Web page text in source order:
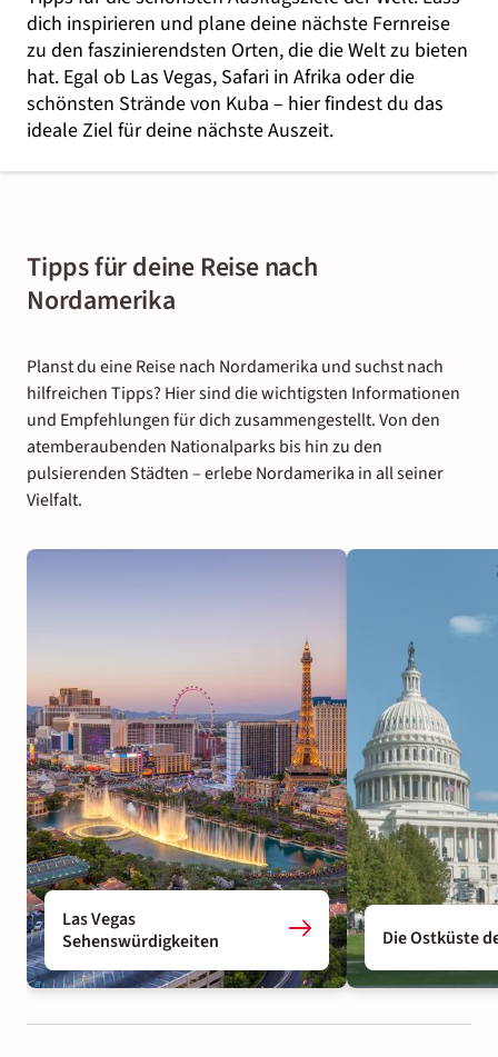
dich inspirieren und plane deine nächste Fernreise
zu den faszinierendsten Orten, die die Welt zu bieten
hat. Egal ob Las Vegas, Safari in Afrika oder die
schönsten Strände von Kuba – hier findest du das
ideale Ziel für deine nächste Auszeit.
Tipps für deine Reise nach
Nordamerika
Planst du eine Reise nach Nordamerika und suchst nach
hilfreichen Tipps? Hier sind die wichtigsten Informationen
und Empfehlungen für dich zusammengestellt. Von den
atemberaubenden Nationalparks bis hin zu den
pulsierenden Städten – erlebe Nordamerika in all seiner
Vielfalt.
Las Vegas
Sehenswürdigkeiten
Die Ostküste